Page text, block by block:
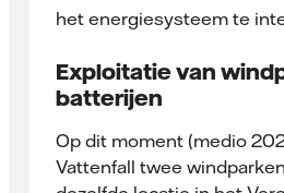
het energiesysteem te
Exploitatie van
batterijen
Op dit moment (medio
Vattenfall twee